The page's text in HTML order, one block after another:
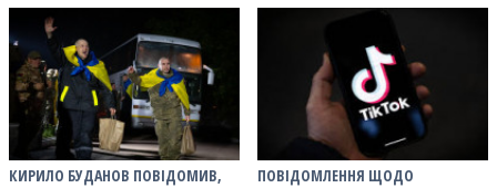
КИРИЛО БУДАНОВ ПОВІДОМИВ,
ПОВІДОМЛЕННЯ ЩОДО